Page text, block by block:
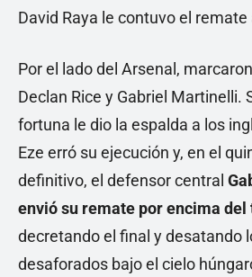
David Raya le contuvo el
Por el lado del Arsenal,
Declan Rice y Gabriel Martinelli.
fortuna le dio la espalda a los
Eze erró su ejecución y, en el
definitivo, el defensor central
envió su remate por encima del
decretando el final y desatando
desaforados bajo el cielo